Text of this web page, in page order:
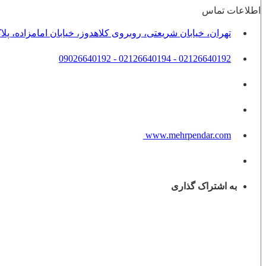
اطلاعات تماس
تهران، خیابان شریعتی، روبروی کلاهدوز، خیابان امامزاده، پلاک 8،
02126640192 - 02126640194 - 09026640192
www.mehrpendar.com
به اشتراک گذاری